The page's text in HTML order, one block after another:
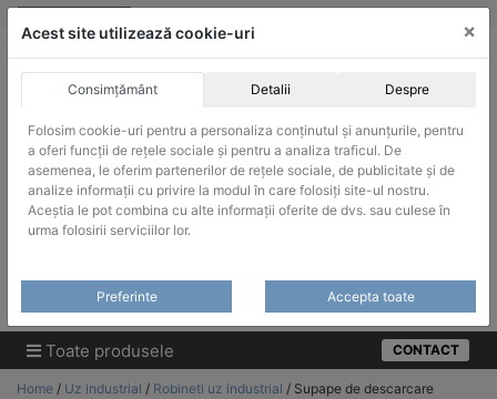
Skip
ACHIZITII PUBLICE
Produsele pot fi achizitionate si in sistemul SEAP / SICAP
Products
Toate produsele CONTACT
Home / Uz industrial / Robineti uz industrial / Supape de descarcare
Acest site utilizează cookie-uri ×
Consimțământ Detalii Despre
Folosim cookie-uri pentru a personaliza conținutul și anunțurile, pentru
a oferi funcții de rețele sociale și pentru a analiza traficul. De
asemenea, le oferim partenerilor de rețele sociale, de publicitate și de
analize informații cu privire la modul în care folosiți site-ul nostru.
Aceștia le pot combina cu alte informații oferite de dvs. sau culese în
urma folosirii serviciilor lor.
Preferinte Accepta toate